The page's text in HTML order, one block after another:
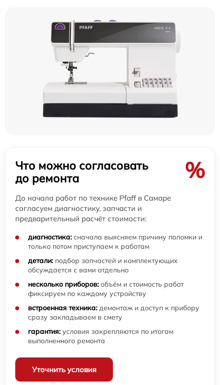
Что можно согласовать
до ремонта
%
До начала работ по технике Pfaff в Самаре
согласуем диагностику, запчасти и
предварительный расчёт стоимости:
диагностика: сначала выясняем причину поломки и
только потом приступаем к работам
детали: подбор запчастей и комплектующих
обсуждается с вами отдельно
несколько приборов: объём и стоимость работ
фиксируем по каждому устройству
встроенная техника: демонтаж и доступ к прибору
сразу закладываем в смету
гарантия: условия закрепляются по итогам
выполненного ремонта
Уточнить условия